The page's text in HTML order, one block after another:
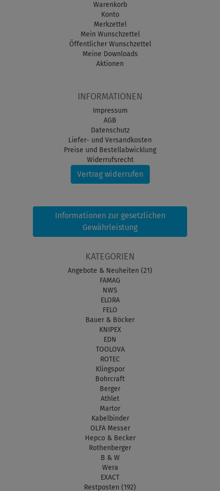
Warenkorb
Konto
Merkzettel
Mein Wunschzettel
Öffentlicher Wunschzettel
Meine Downloads
Aktionen
INFORMATIONEN
Impressum
AGB
Datenschutz
Liefer- und Versandkosten
Preise und Bestellabwicklung
Widerrufsrecht
Vertrag widerrufen
Informationen zur gesetzlichen
Gewährleistung
KATEGORIEN
Angebote & Neuheiten (21)
FAMAG
NWS
ELORA
FELO
Bauer & Böcker
KNIPEX
EDN
TOOLOVA
ROTEC
Klingspor
Bohrcraft
Berger
Athlet
Martor
Kabelbinder
OLFA Messer
Hepco & Becker
Rothenberger
B & W
Wera
EXACT
Restposten (192)